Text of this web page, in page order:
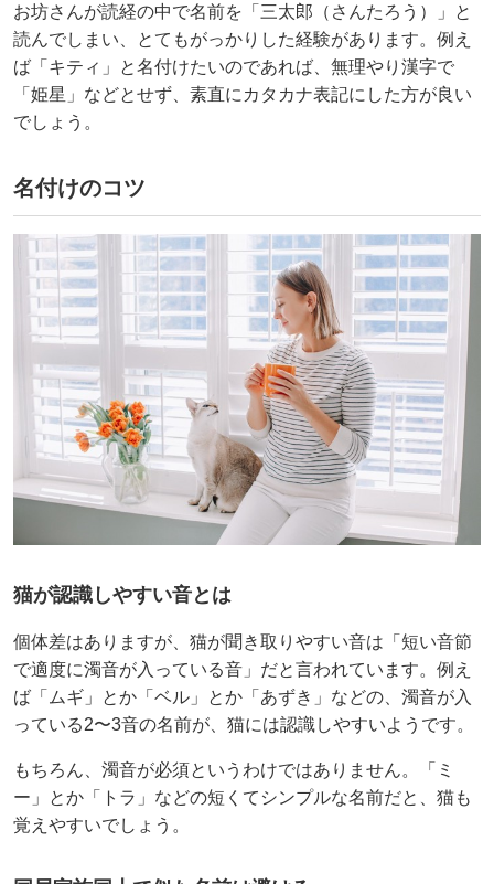
お坊さんが読経の中で名前を「三太郎（さんたろう）」と
読んでしまい、とてもがっかりした経験があります。例え
ば「キティ」と名付けたいのであれば、無理やり漢字で
「姫星」などとせず、素直にカタカナ表記にした方が良い
でしょう。
名付けのコツ
猫が認識しやすい音とは
個体差はありますが、猫が聞き取りやすい音は「短い音節
で適度に濁音が入っている音」だと言われています。例え
ば「ムギ」とか「ベル」とか「あずき」などの、濁音が入
っている2〜3音の名前が、猫には認識しやすいようです。
もちろん、濁音が必須というわけではありません。「ミ
ー」とか「トラ」などの短くてシンプルな名前だと、猫も
覚えやすいでしょう。